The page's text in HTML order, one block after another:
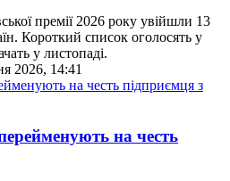
премії 2026 року увійшли 13
Короткий список оголосять у
у листопаді.
2026, 14:41
на честь